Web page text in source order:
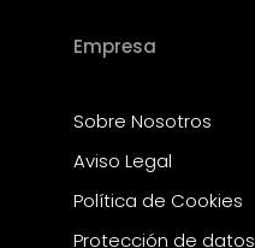
Empresa
Sobre Nosotros
Aviso Legal
Política de Cookies
Protección de datos